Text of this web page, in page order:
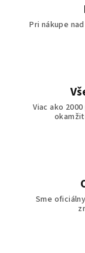
Pri nákupe
Viac ako
Sme